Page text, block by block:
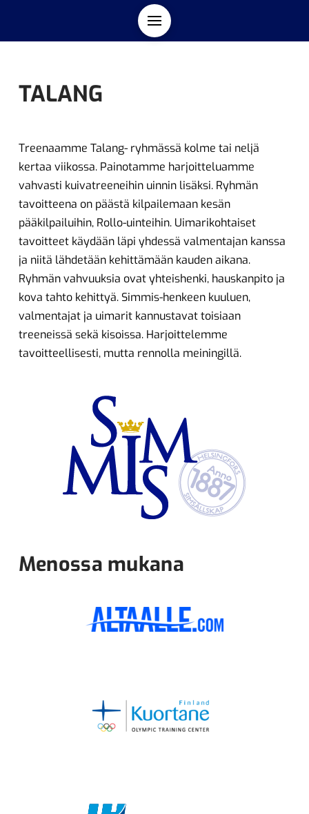
Menossa mukana
TALANG
Treenaamme Talang- ryhmässä kolme tai neljä
kertaa viikossa. Painotamme harjoitteluamme
vahvasti kuivatreeneihin uinnin lisäksi. Ryhmän
tavoitteena on päästä kilpailemaan kesän
pääkilpailuihin, Rollo-uinteihin. Uimarikohtaiset
tavoitteet käydään läpi yhdessä valmentajan kanssa
ja niitä lähdetään kehittämään kauden aikana.
Ryhmän vahvuuksia ovat yhteishenki, hauskanpito ja
kova tahto kehittyä. Simmis-henkeen kuuluen,
valmentajat ja uimarit kannustavat toisiaan
treeneissä sekä kisoissa. Harjoittelemme
tavoitteellisesti, mutta rennolla meiningillä.